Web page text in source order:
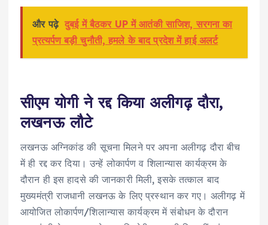
और पढ़े दुबई में बैठकर UP में आतंकी साजिश, सरगना का
प्रत्यर्पण बड़ी चुनौती, हमले के बाद प्रदेश में हाई अलर्ट
सीएम योगी ने रद्द किया अलीगढ़ दौरा,
लखनऊ लौटे
लखनऊ अग्निकांड की सूचना मिलने पर अपना अलीगढ़ दौरा बीच
में ही रद्द कर दिया। उन्हें लोकार्पण व शिलान्यास कार्यक्रम के
दौरान ही इस हादसे की जानकारी मिली, इसके तत्काल बाद
मुख्यमंत्री राजधानी लखनऊ के लिए प्रस्थान कर गए। अलीगढ़ में
आयोजित लोकार्पण/शिलान्यास कार्यक्रम में संबोधन के दौरान